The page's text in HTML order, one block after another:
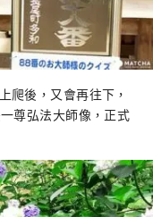
爬後，又會再往下，
尊弘法大師像，正式